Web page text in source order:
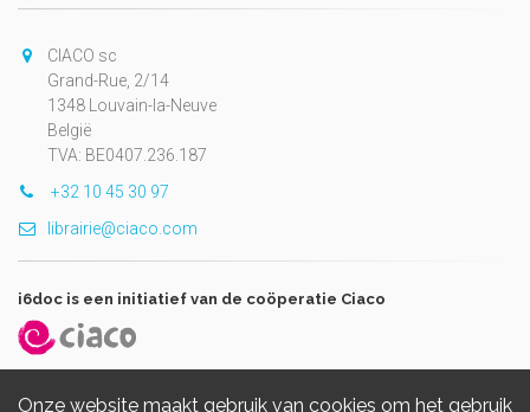
Onze website maakt gebruik van cookies om het gebruik
CIACO sc
Grand-Rue, 2/14
1348 Louvain-la-Neuve
België
TVA: BE0407.236.187
+32 10 45 30 97
librairie@ciaco.com
i6doc is een initiatief van de coöperatie Ciaco